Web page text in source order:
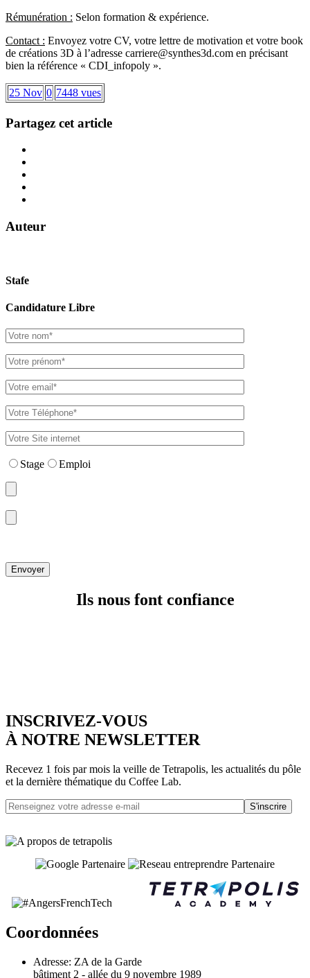
Rémunération : Selon formation & expérience.
Contact : Envoyez votre CV, votre lettre de motivation et votre book
de créations 3D à l’adresse carriere@synthes3d.com en précisant
bien la référence « CDI_infopoly ».
25 Nov 0 7448 vues
Partagez cet article
Auteur
Stafe
Candidature Libre
Stage Emploi
Ils nous font confiance
INSCRIVEZ-VOUS
À NOTRE NEWSLETTER
Recevez 1 fois par mois la veille de Tetrapolis, les actualités du pôle
et la dernière thématique du Coffee Lab.
S'inscrire
Coordonnées
Adresse: ZA de la Garde
bâtiment 2 - allée du 9 novembre 1989